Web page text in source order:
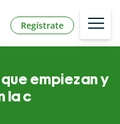
Regístrate
empiezan y
la c